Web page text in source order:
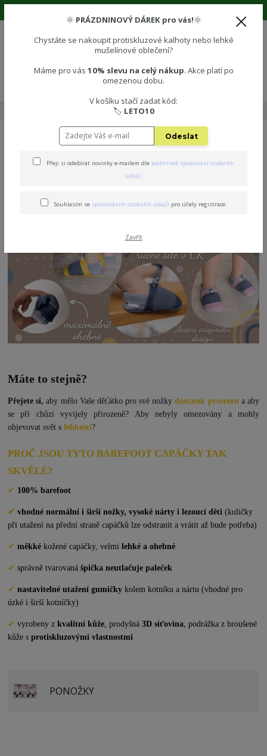
🧦 PROTISKLUZOVÉ PONOŽKY BAREFOOT CAPÁČKY - vyprodáno
BAREFOOT PRODYŠNÉ
DĚTSKÉ CAPÁČKY
Máte to stejně?
Přejete si,aby mělo Vaše děťátko pro své nožkydostatek prostorua aby
se při chůzi vyvíjely přirozeně? Aby nebyly omezovány a mohly
objevovat svět slehkostí?
PROČ JSOU TYTO BAREFOOT CAPÁČKY TAK
SKVĚLÉ?
✔ 100% barefoot
✔ vhodné normální i širší nožky, vysoké nárty i lezoucí děti(kuličky
při utažení na přední straně capáčků lze odstranit a vrátit až bude potřeba)
✔měkkékožené capáčky, velmilehké a ohebné
✔správně tvarovanášpička neutlačuje paleček
✔nastavitelné utaženígumičkykolem kotníku a nártu (vhodné pro
úzké i širší kotníčky)
✔vyrobenyz kvalitní kůže, prodyšná3D síťovina,podrážka z broušené
kůže sprotiskluzovými vlastnostmi
PONOŽKY
🌞 PRÁZDNINOVÝ DÁREK pro vás!🌞
Chystáte se nakoupit protiskluzové kalhoty nebo lehké
mušelínové oblečení?
Máme pro vás 10% slevu na celý nákup. Akce platí po
omezenou dobu.
V košíku stačí zadat kód:
🏷️ LETO10
Odeslat
Přeji si odebírat novinky e-mailem dle podmínek zpracování osobních
údajů.
Souhlasím se zpracováním osobních údajů pro účely registrace.
Zavřít